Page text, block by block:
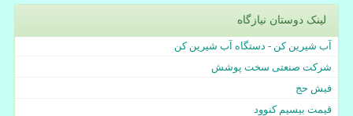
لینک دوستان نیازگاه
آب شیرین کن - دستگاه آب شیرین کن
شرکت صنعتی سخت پوشش
فیش حج
قیمت بیسیم کنوود